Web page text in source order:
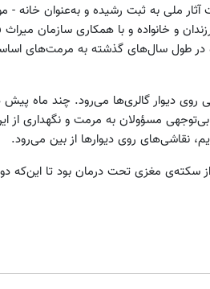
ملی به ثبت رشیده و به‌عنوان خانه -
و خانواده و با همکاری سازمان
طول سال‌های گذشته به مرمت‌های اساسی
روی دیوار گالری‌ها می‌رود. چند ماه
مسؤولان به مرمت و نگهداری از
نقاشی‌های روی دیوارها از بین می‌رود.
سکته‌ی مغزی تحت درمان بود تا این‌که